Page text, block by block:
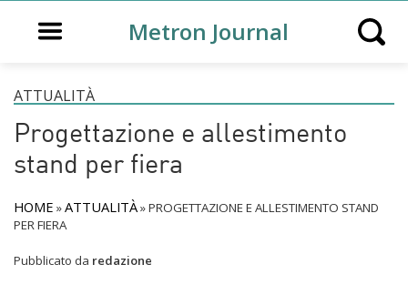
Open main menuMetron Journal Open
ATTUALITÀ
Progettazione e allestimento
stand per fiera
HOME »ATTUALITÀ»PROGETTAZIONE E ALLESTIMENTO STAND
PER FIERA
Pubblicato da redazione